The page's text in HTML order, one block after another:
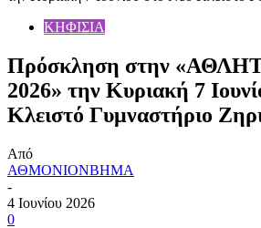
ΚΗΦΙΣΙΑ
Πρόσκληση στην
2026» την Κυριακή 7
Κλειστό Γυμναστήριο
Από
ΑΘΜΟΝΙΟΝΒΗΜΑ
-
4 Ιουνίου 2026
0